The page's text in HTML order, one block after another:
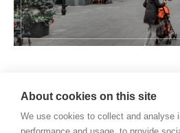
About cookies on this site
We use cookies to collect and analyse